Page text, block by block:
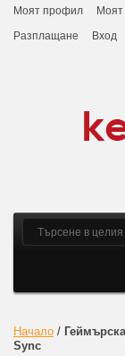
Моят профил Моят
Разплащане
Вход
Начало /
Sync